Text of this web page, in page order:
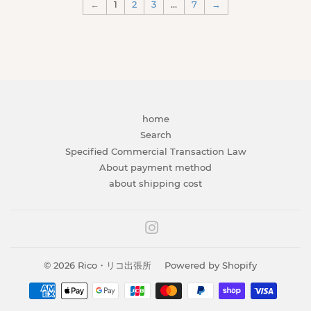
← 1 2 3 … 7 →
home
Search
Specified Commercial Transaction Law
About payment method
about shipping cost
© 2026 Rico・リコ出張所 Powered by Shopify
Payment
icons